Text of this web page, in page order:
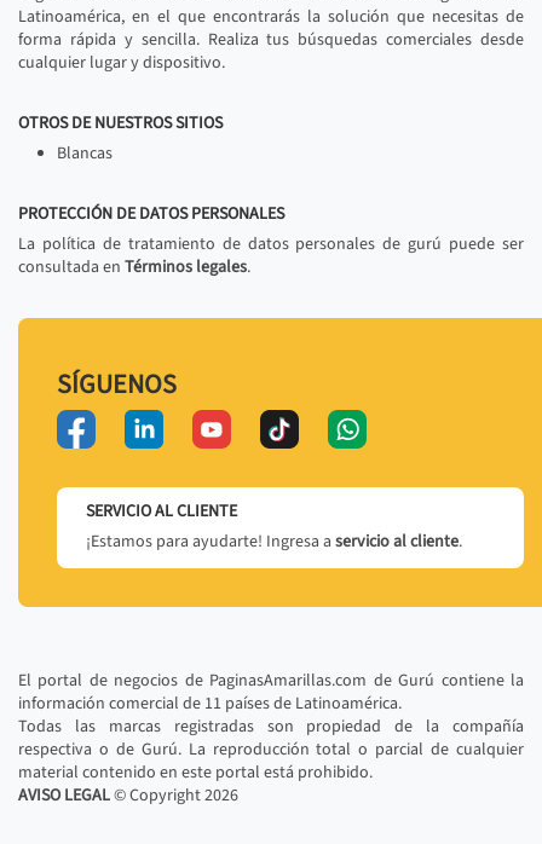
Latinoamérica, en el que encontrarás la solución que necesitas de
forma rápida y sencilla. Realiza tus búsquedas comerciales desde
cualquier lugar y dispositivo.
OTROS DE NUESTROS SITIOS
Blancas
PROTECCIÓN DE DATOS PERSONALES
La política de tratamiento de datos personales de gurú puede ser
consultada en Términos legales.
SÍGUENOS
SERVICIO AL CLIENTE
¡Estamos para ayudarte! Ingresa a servicio al cliente.
El portal de negocios de PaginasAmarillas.com de Gurú contiene la
información comercial de 11 países de Latinoamérica.
Todas las marcas registradas son propiedad de la compañía
respectiva o de Gurú. La reproducción total o parcial de cualquier
material contenido en este portal está prohibido.
AVISO LEGAL© Copyright2026